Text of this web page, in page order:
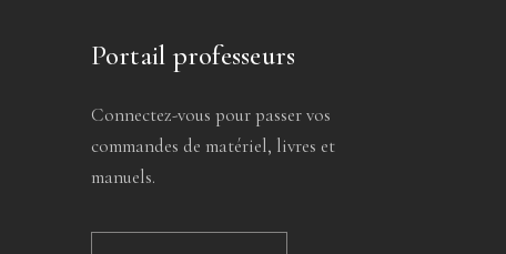
Portail professeurs
Connectez-vous pour passer vos
commandes de matériel, livres et
manuels.